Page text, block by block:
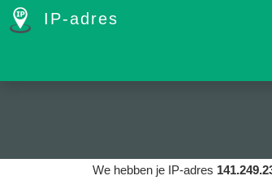
IP-adres
We hebben je IP-adres